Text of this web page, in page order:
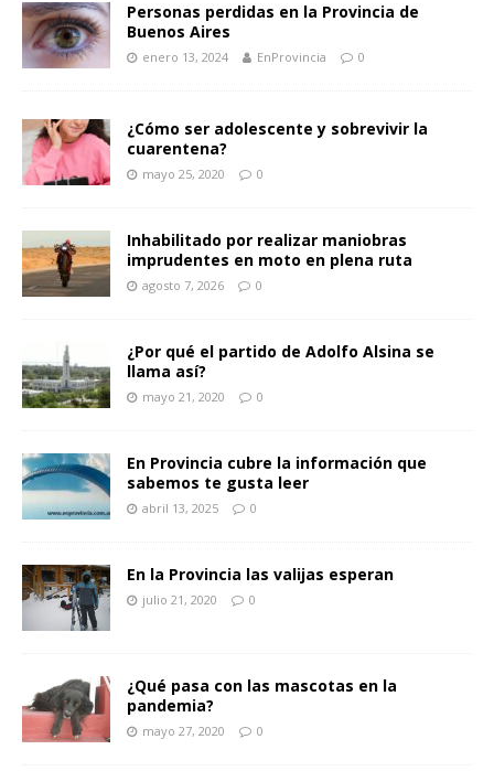
Personas perdidas en la Provincia de
Buenos Aires
enero 13, 2024 EnProvincia 0
¿Cómo ser adolescente y sobrevivir la
cuarentena?
mayo 25, 2020 0
Inhabilitado por realizar maniobras
imprudentes en moto en plena ruta
agosto 7, 2026 0
¿Por qué el partido de Adolfo Alsina se
llama así?
mayo 21, 2020 0
En Provincia cubre la información que
sabemos te gusta leer
abril 13, 2025 0
En la Provincia las valijas esperan
julio 21, 2020 0
¿Qué pasa con las mascotas en la
pandemia?
mayo 27, 2020 0